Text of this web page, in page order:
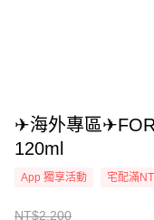
✈海外專區
120ml
App 獨享活動 宅配滿
NT$2,200